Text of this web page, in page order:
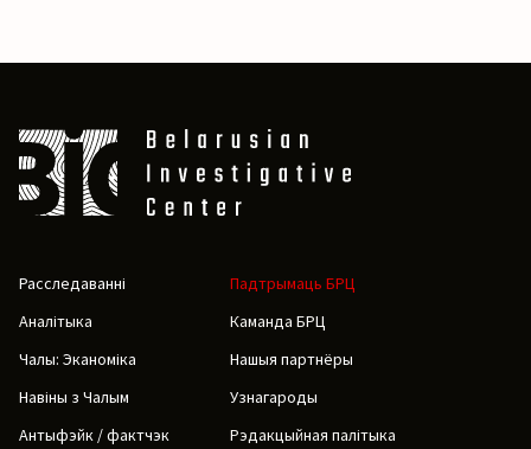
Расследаванні
Аналітыка
Чалы: Эканоміка
Навіны з Чалым
Антыфэйк / фактчэк
Падтрымаць БРЦ
Каманда БРЦ
Нашыя партнёры
Узнагароды
Рэдакцыйная палітыка